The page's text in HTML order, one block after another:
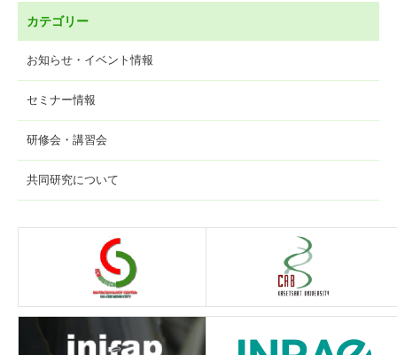
カテゴリー
お知らせ・イベント情報
セミナー情報
研修会・講習会
共同研究について